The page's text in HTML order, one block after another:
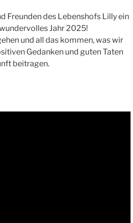
Freunden des Lebenshofs Lilly ein
Jahr 2025!
und all das kommen, was wir
Gedanken und guten Taten
beitragen.